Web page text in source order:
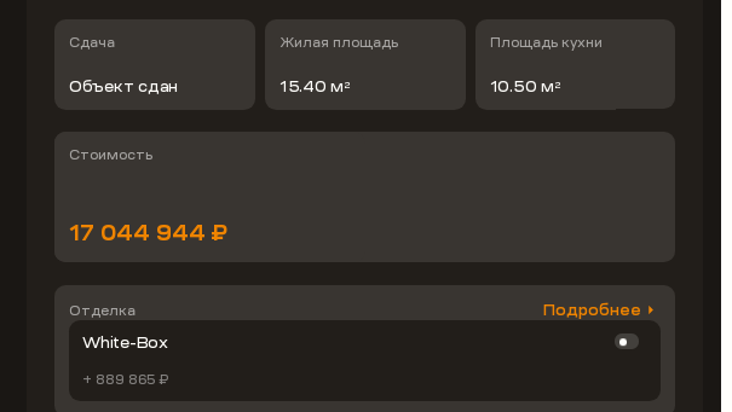
Сдача
Объект сдан
Жилая площадь
15.40 м 2
Площадь кухни
10.50 м 2
Стоимость
17 044 944 ₽
Отделка
Подробнее
White-Box
+ 889 865 ₽